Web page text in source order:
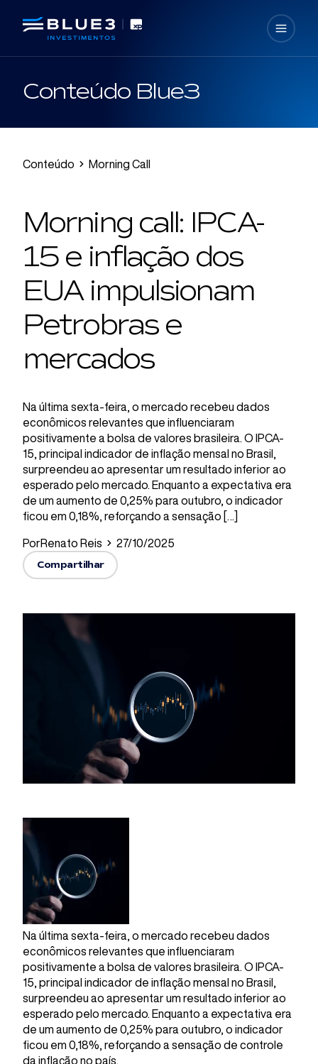
Conteúdo Blue3
Conteúdo Morning Call
Morning call: IPCA-
15 e inflação dos
EUA impulsionam
Petrobras e
mercados
Na última sexta-feira, o mercado recebeu dados
econômicos relevantes que influenciaram
positivamente a bolsa de valores brasileira. O IPCA-
15, principal indicador de inflação mensal no Brasil,
surpreendeu ao apresentar um resultado inferior ao
esperado pelo mercado. Enquanto a expectativa era
de um aumento de 0,25% para outubro, o indicador
ficou em 0,18%, reforçando a sensação […]
PorRenato Reis 27/10/2025
Compartilhar
Na última sexta-feira, o mercado recebeu dados
econômicos relevantes que influenciaram
positivamente a bolsa de valores brasileira. O IPCA-
15, principal indicador de inflação mensal no Brasil,
surpreendeu ao apresentar um resultado inferior ao
esperado pelo mercado. Enquanto a expectativa era
de um aumento de 0,25% para outubro, o indicador
ficou em 0,18%, reforçando a sensação de controle
da inflação no país.